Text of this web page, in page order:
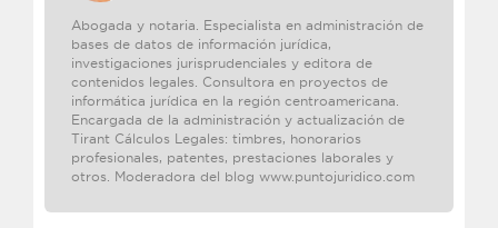
Abogada y notaria. Especialista en administración de
bases de datos de información jurídica,
investigaciones jurisprudenciales y editora de
contenidos legales. Consultora en proyectos de
informática jurídica en la región centroamericana.
Encargada de la administración y actualización de
Tirant Cálculos Legales: timbres, honorarios
profesionales, patentes, prestaciones laborales y
otros. Moderadora del blog www.puntojuridico.com